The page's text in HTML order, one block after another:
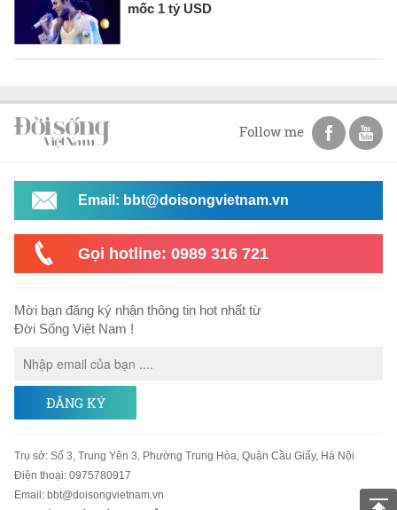
mốc 1 tỷ USD
Follow me
Email: bbt@doisongvietnam.vn
Gọi hotline: 0989 316 721
Mời bạn đăng ký nhận thông tin hot nhất từ
Đời Sống Việt Nam !
ĐĂNG KÝ
Trụ sở: Số 3, Trung Yên 3, Phường Trung Hòa, Quận Cầu Giấy, Hà Nội
Điện thoại: 0975780917
Email: bbt@doisongvietnam.vn